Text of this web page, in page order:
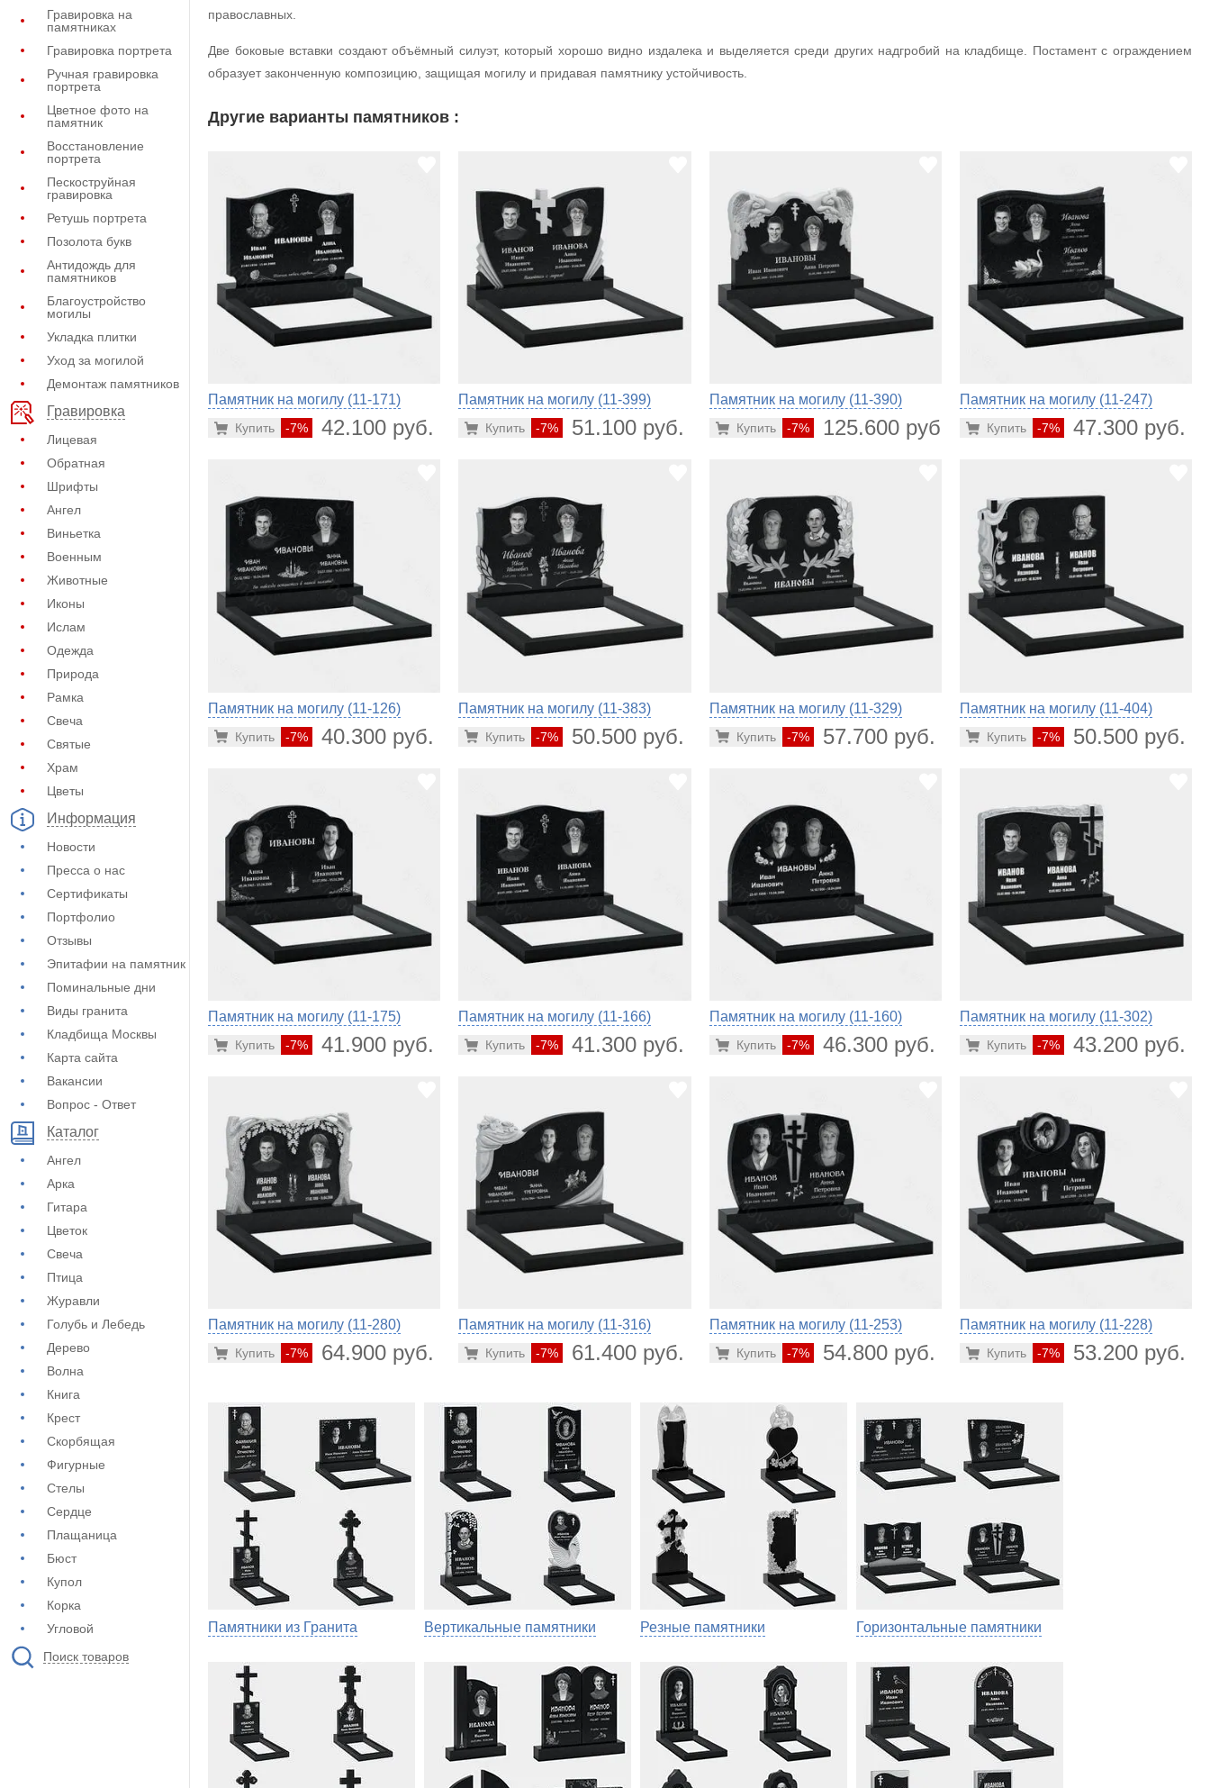
Гравировка на
памятниках
Гравировка портрета
Ручная гравировка
портрета
Цветное фото на
памятник
Восстановление
портрета
Пескоструйная
гравировка
Ретушь портрета
Позолота букв
Антидождь для
памятников
Благоустройство
могилы
Укладка плитки
Уход за могилой
Демонтаж памятников
Гравировка
Лицевая
Обратная
Шрифты
Ангел
Виньетка
Военным
Животные
Иконы
Ислам
Одежда
Природа
Рамка
Свеча
Святые
Храм
Цветы
Информация
Новости
Пресса о нас
Сертификаты
Портфолио
Отзывы
Эпитафии на памятник
Поминальные дни
Виды гранита
Кладбища Москвы
Карта сайта
Вакансии
Вопрос - Ответ
Каталог
Ангел
Арка
Гитара
Цветок
Свеча
Птица
Журавли
Голубь и Лебедь
Дерево
Волна
Книга
Крест
Скорбящая
Фигурные
Стелы
Сердце
Плащаница
Бюст
Купол
Корка
Угловой
Поиск товаров
православных.
Две боковые вставки создают объёмный силуэт, который хорошо видно издалека и выделяется среди других надгробий на кладбище. Постамент с ограждением
образует законченную композицию, защищая могилу и придавая памятнику устойчивость.
Другие варианты памятников :
Памятник на могилу (11-171)
-7% 42.100 руб.
Купить
Памятник на могилу (11-399)
-7% 51.100 руб.
Купить
Памятник на могилу (11-390)
-7% 125.600 руб.
Купить
Памятник на могилу (11-247)
-7% 47.300 руб.
Купить
Памятник на могилу (11-126)
-7% 40.300 руб.
Купить
Памятник на могилу (11-383)
-7% 50.500 руб.
Купить
Памятник на могилу (11-329)
-7% 57.700 руб.
Купить
Памятник на могилу (11-404)
-7% 50.500 руб.
Купить
Памятник на могилу (11-175)
-7% 41.900 руб.
Купить
Памятник на могилу (11-166)
-7% 41.300 руб.
Купить
Памятник на могилу (11-160)
-7% 46.300 руб.
Купить
Памятник на могилу (11-302)
-7% 43.200 руб.
Купить
Памятник на могилу (11-280)
-7% 64.900 руб.
Купить
Памятник на могилу (11-316)
-7% 61.400 руб.
Купить
Памятник на могилу (11-253)
-7% 54.800 руб.
Купить
Памятник на могилу (11-228)
-7% 53.200 руб.
Купить
Памятники из Гранита Вертикальные памятники Резные памятники Горизонтальные памятники